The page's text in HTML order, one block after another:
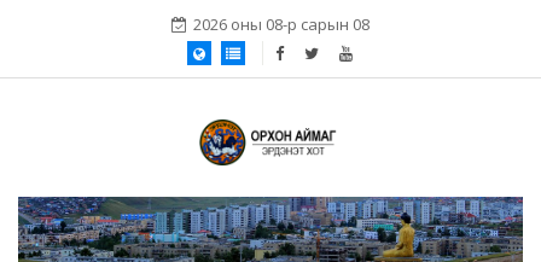
2026 оны 08-р сарын 08